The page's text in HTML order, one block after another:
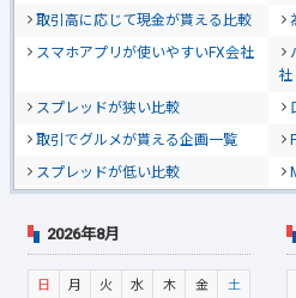
取引高に応じて現金が貰える比較
スマホアプリが使いやすいFX会社
社
スプレッドが狭い比較
取引でグルメが貰える企画一覧
スプレッドが低い比較
2026年8月
日 月 火 水 木 金
土